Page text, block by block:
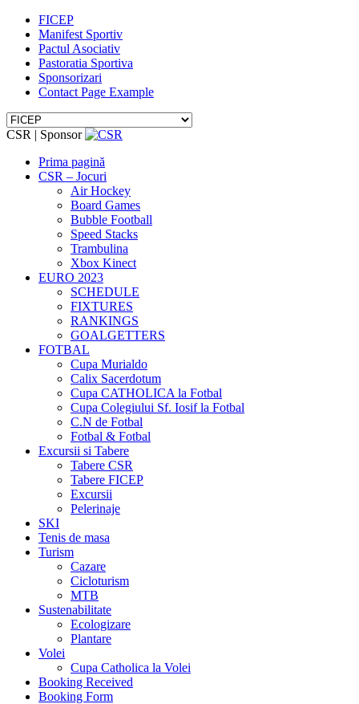
FICEP
Manifest Sportiv
Pactul Asociativ
Pastoratia Sportiva
Sponsorizari
Contact Page Example
CSR | Sponsor
Prima pagină
CSR – Jocuri
Air Hockey
Board Games
Bubble Football
Speed Stacks
Trambulina
Xbox Kinect
EURO 2023
SCHEDULE
FIXTURES
RANKINGS
GOALGETTERS
FOTBAL
Cupa Murialdo
Calix Sacerdotum
Cupa CATHOLICA la Fotbal
Cupa Colegiului Sf. Iosif la Fotbal
C.N de Fotbal
Fotbal & Fotbal
Excursii si Tabere
Tabere CSR
Tabere FICEP
Excursii
Pelerinaje
SKI
Tenis de masa
Turism
Cazare
Cicloturism
MTB
Sustenabilitate
Ecologizare
Plantare
Volei
Cupa Catholica la Volei
Booking Received
Booking Form